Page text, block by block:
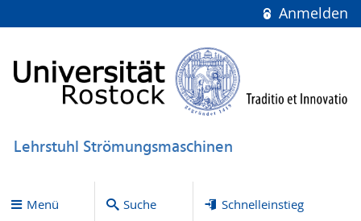
Anmelden
Lehrstuhl Strömungsmaschinen
Menü Suche Schnelleinstieg